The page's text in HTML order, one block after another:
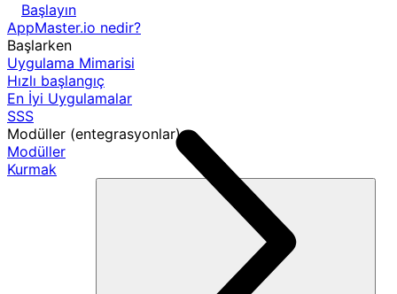
Başlayın
AppMaster.io nedir?
Başlarken
Uygulama Mimarisi
Hızlı başlangıç
En İyi Uygulamalar
SSS
Modüller (entegrasyonlar)
Modüller
Kurmak